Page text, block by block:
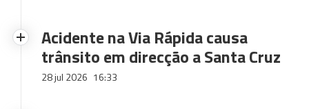
Acidente na Via Rápida causa
trânsito em direcção a Santa Cruz
28 jul 2026 16:33